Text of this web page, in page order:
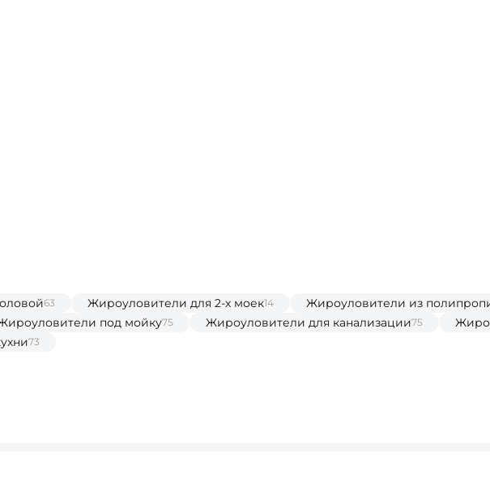
63 Жироуловители для 2-х моек14 Жироуловители из
под мойку75 Жироуловители для канализации75
73